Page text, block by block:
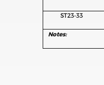
ST23-33
Notes: